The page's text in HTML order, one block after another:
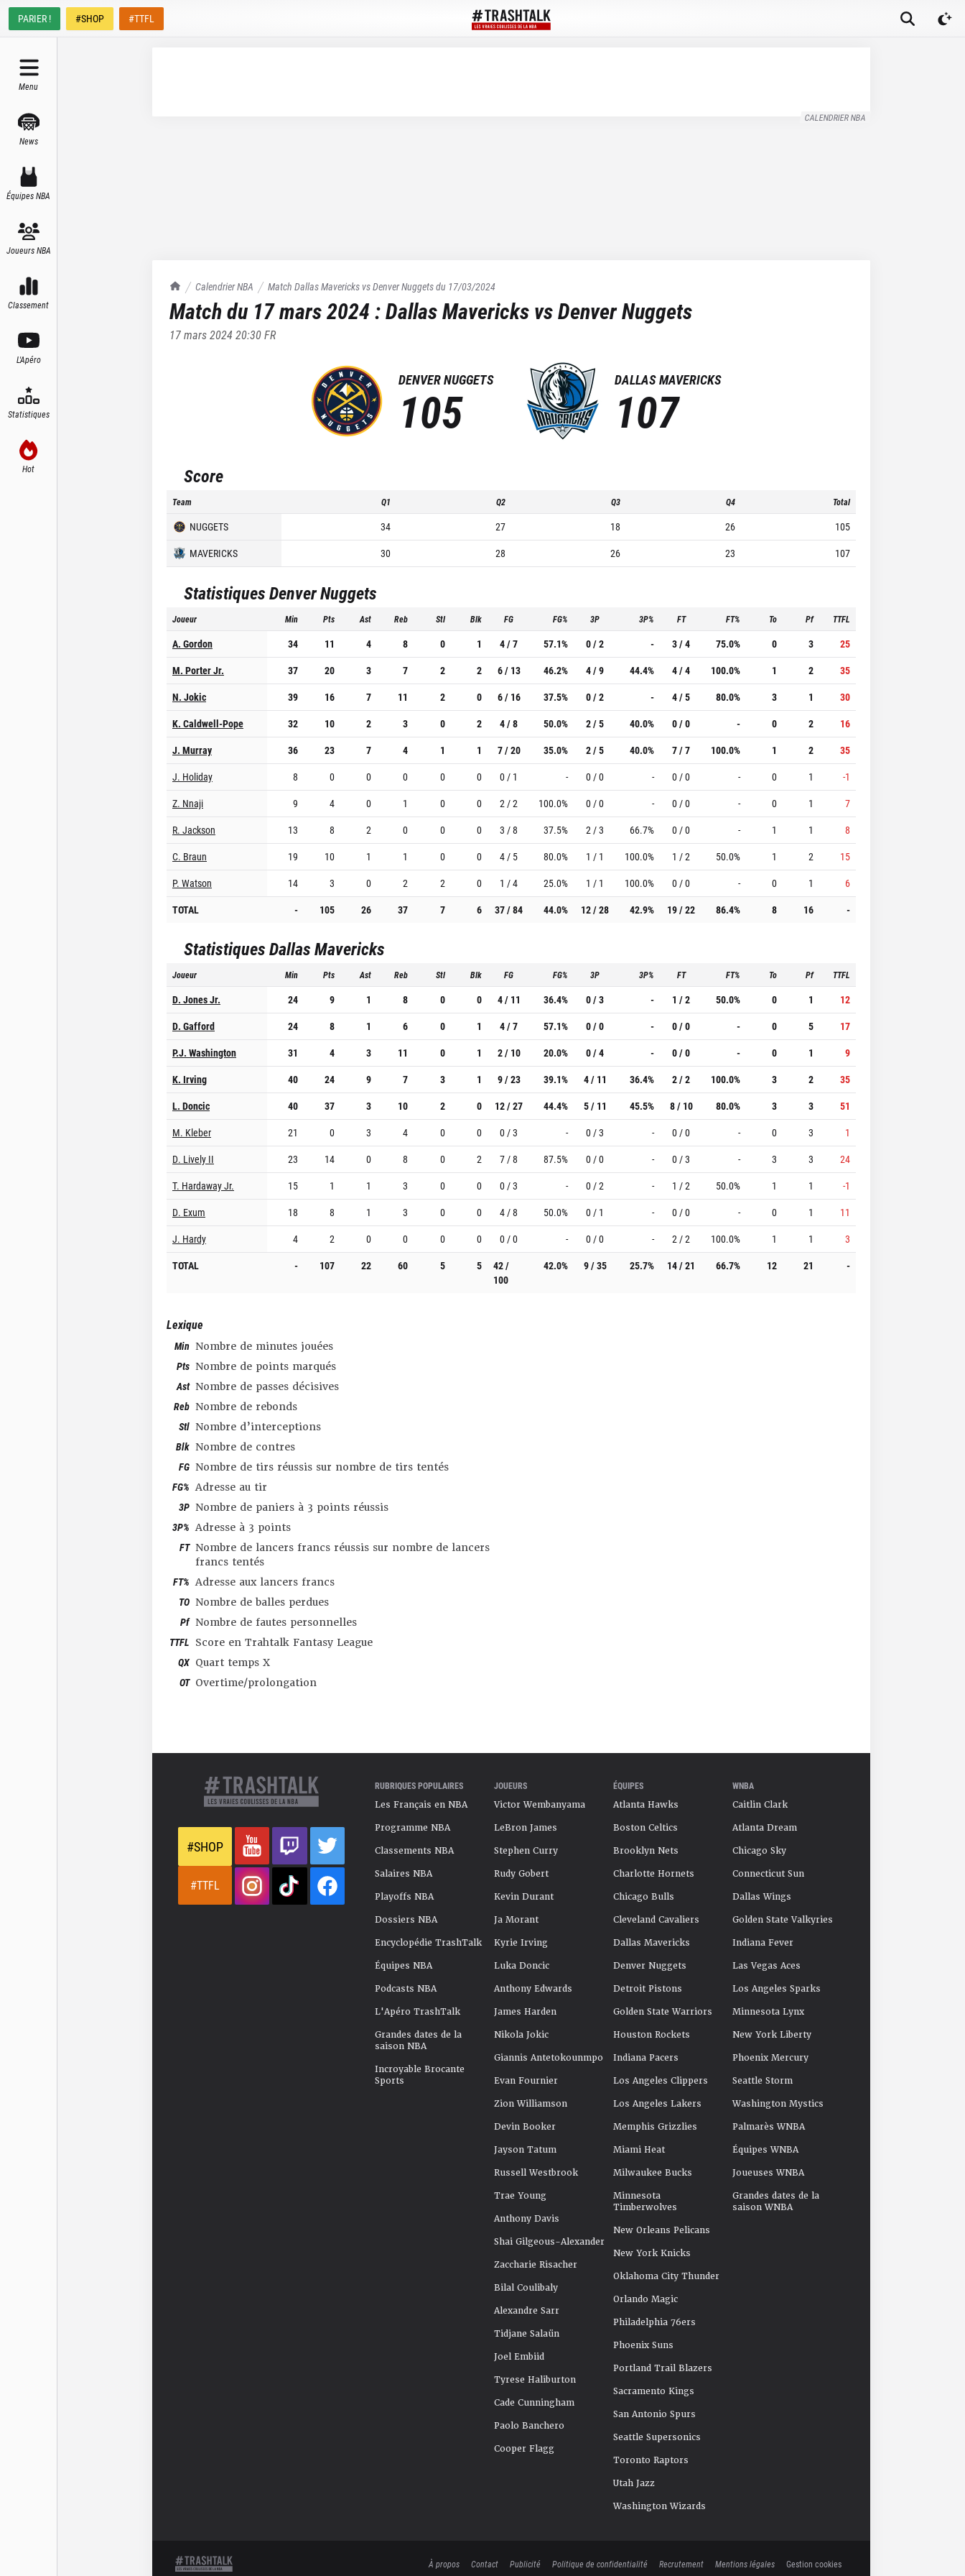
PARIER ! #SHOP #TTFL
Menu
News
Équipes NBA
Joueurs NBA
Classement
L'Apéro
Statistiques
Hot
CALENDRIER NBA
TrashTalk Actu NBA
Calendrier NBA Match Dallas Mavericks vsDenver Nuggetsdu 17/03/2024
Match du 17 mars 2024 :Dallas Mavericks vsDenver Nuggets
17 mars 2024 20:30FR
DENVER NUGGETS
105
DALLAS MAVERICKS
107
Score
Team Q1 Q2 Q3 Q4 Total
NUGGETS 34 27 18 26
105
MAVERICKS
30 28 26 23 107
StatistiquesDenver Nuggets
Joueur Min Pts Ast Reb Stl Blk FG FG% 3P 3P% FT FT% To Pf TTFL
A. Gordon 34 11 4 8 0 1 4 / 7 57.1% 0 / 2 - 3 / 4 75.0% 0 3
25
M. Porter Jr.
37 20 3 7 2 2 6 / 13 46.2% 4 / 9 44.4% 4 / 4 100.0% 1 2
35
N. Jokic
39 16 7 11 2 0 6 / 16 37.5% 0 / 2 - 4 / 5 80.0% 3 1
30
K. Caldwell-Pope
32 10 2 3 0 2 4 / 8 50.0% 2 / 5 40.0% 0 / 0 - 0 2
16
J. Murray
36 23 7 4 1 1 7 / 20 35.0% 2 / 5 40.0% 7 / 7 100.0% 1 2
35
J. Holiday
8 0 0 0 0 0 0 / 1 - 0 / 0 - 0 / 0 - 0 1
-1
Z. Nnaji
9 4 0 1 0 0 2 / 2 100.0% 0 / 0 - 0 / 0 - 0 1
7
R. Jackson
13 8 2 0 0 0 3 / 8 37.5% 2 / 3 66.7% 0 / 0 - 1 1
8
C. Braun
19 10 1 1 0 0 4 / 5 80.0% 1 / 1 100.0% 1 / 2 50.0% 1 2
15
P. Watson
14 3 0 2 2 0 1 / 4 25.0% 1 / 1 100.0% 0 / 0 - 0 1
6
TOTAL
- 105 26 37 7 6 37 / 84 44.0% 12 / 28 42.9% 19 / 22 86.4% 8 16 -
StatistiquesDallas Mavericks
Joueur Min Pts Ast Reb Stl Blk FG FG% 3P 3P% FT FT% To Pf TTFL
D. Jones Jr. 24 9 1 8 0 0 4 / 11 36.4% 0 / 3 - 1 / 2 50.0% 0 1
12
D. Gafford
24 8 1 6 0 1 4 / 7 57.1% 0 / 0 - 0 / 0 - 0 5
17
P.J. Washington
31 4 3 11 0 1 2 / 10 20.0% 0 / 4 - 0 / 0 - 0 1
9
K. Irving
40 24 9 7 3 1 9 / 23 39.1% 4 / 11 36.4% 2 / 2 100.0% 3 2
35
L. Doncic
40 37 3 10 2 0 12 / 27 44.4% 5 / 11 45.5% 8 / 10 80.0% 3 3
51
M. Kleber
21 0 3 4 0 0 0 / 3 - 0 / 3 - 0 / 0 - 0 3
1
D. Lively II
23 14 0 8 0 2 7 / 8 87.5% 0 / 0 - 0 / 3 - 3 3
24
T. Hardaway Jr.
15 1 1 3 0 0 0 / 3 - 0 / 2 - 1 / 2 50.0% 1 1
-1
D. Exum
18 8 1 3 0 0 4 / 8 50.0% 0 / 1 - 0 / 0 - 0 1
11
J. Hardy
4 2 0 0 0 0 0 / 0 - 0 / 0 - 2 / 2 100.0% 1 1
3
TOTAL
- 107 22 60 5 5
42 /
100
42.0% 9 / 35 25.7% 14 / 21 66.7% 12 21 -
Lexique
Min Nombre de minutes jouées
Pts Nombre de points marqués
Ast Nombre de passes décisives
Reb Nombre de rebonds
Stl Nombre d’interceptions
Blk Nombre de contres
FG Nombre de tirs réussis sur nombre de tirs tentés
FG% Adresse au tir
3P Nombre de paniers à 3 points réussis
3P% Adresse à 3 points
FT Nombre de lancers francs réussis sur nombre de lancers
francs tentés
FT% Adresse aux lancers francs
TO Nombre de balles perdues
Pf Nombre de fautes personnelles
TTFL Score en Trahtalk Fantasy League
QX Quart temps X
OT Overtime/prolongation
#SHOP
#TTFL
RUBRIQUES POPULAIRES
Les Français en NBA
Programme NBA
Classements NBA
Salaires NBA
Playoffs NBA
Dossiers NBA
Encyclopédie TrashTalk
Équipes NBA
Podcasts NBA
L'Apéro TrashTalk
Grandes dates de la
saison NBA
Incroyable Brocante
Sports
JOUEURS
Victor Wembanyama
LeBron James
Stephen Curry
Rudy Gobert
Kevin Durant
Ja Morant
Kyrie Irving
Luka Doncic
Anthony Edwards
James Harden
Nikola Jokic
Giannis Antetokounmpo
Evan Fournier
Zion Williamson
Devin Booker
Jayson Tatum
Russell Westbrook
Trae Young
Anthony Davis
Shai Gilgeous-Alexander
Zaccharie Risacher
Bilal Coulibaly
Alexandre Sarr
Tidjane Salaün
Joel Embiid
Tyrese Haliburton
Cade Cunningham
Paolo Banchero
Cooper Flagg
ÉQUIPES
Atlanta Hawks
Boston Celtics
Brooklyn Nets
Charlotte Hornets
Chicago Bulls
Cleveland Cavaliers
Dallas Mavericks
Denver Nuggets
Detroit Pistons
Golden State Warriors
Houston Rockets
Indiana Pacers
Los Angeles Clippers
Los Angeles Lakers
Memphis Grizzlies
Miami Heat
Milwaukee Bucks
Minnesota
Timberwolves
New Orleans Pelicans
New York Knicks
Oklahoma City Thunder
Orlando Magic
Philadelphia 76ers
Phoenix Suns
Portland Trail Blazers
Sacramento Kings
San Antonio Spurs
Seattle Supersonics
Toronto Raptors
Utah Jazz
Washington Wizards
WNBA
Caitlin Clark
Atlanta Dream
Chicago Sky
Connecticut Sun
Dallas Wings
Golden State Valkyries
Indiana Fever
Las Vegas Aces
Los Angeles Sparks
Minnesota Lynx
New York Liberty
Phoenix Mercury
Seattle Storm
Washington Mystics
Palmarès WNBA
Équipes WNBA
Joueuses WNBA
Grandes dates de la
saison WNBA
À propos Contact Publicité Politique de confidentialité Recrutement Mentions légales Gestion cookies